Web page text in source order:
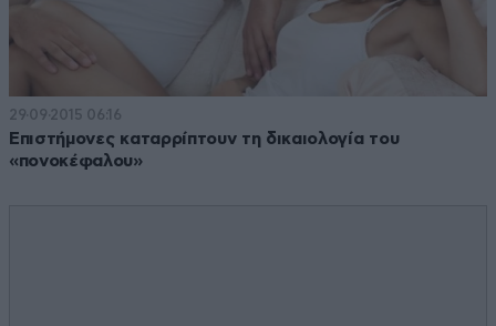
29·09·2015 06:16
Επιστήμονες καταρρίπτουν τη δικαιολογία του
«πονοκέφαλου»